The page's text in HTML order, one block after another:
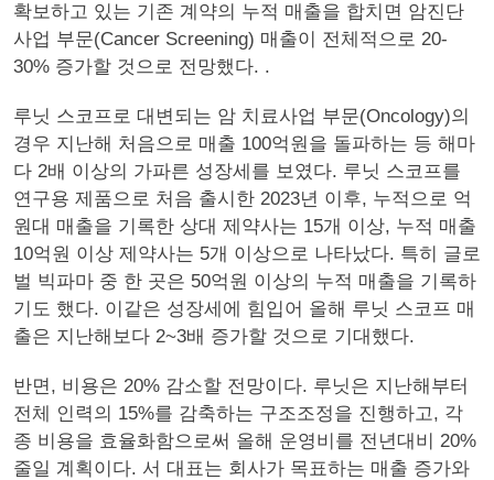
확보하고 있는 기존 계약의 누적 매출을 합치면 암진단
사업 부문(Cancer Screening) 매출이 전체적으로 20-
30% 증가할 것으로 전망했다. .
루닛 스코프로 대변되는 암 치료사업 부문(Oncology)의
경우 지난해 처음으로 매출 100억원을 돌파하는 등 해마
다 2배 이상의 가파른 성장세를 보였다. 루닛 스코프를
연구용 제품으로 처음 출시한 2023년 이후, 누적으로 억
원대 매출을 기록한 상대 제약사는 15개 이상, 누적 매출
10억원 이상 제약사는 5개 이상으로 나타났다. 특히 글로
벌 빅파마 중 한 곳은 50억원 이상의 누적 매출을 기록하
기도 했다. 이같은 성장세에 힘입어 올해 루닛 스코프 매
출은 지난해보다 2~3배 증가할 것으로 기대했다.
반면, 비용은 20% 감소할 전망이다. 루닛은 지난해부터
전체 인력의 15%를 감축하는 구조조정을 진행하고, 각
종 비용을 효율화함으로써 올해 운영비를 전년대비 20%
줄일 계획이다. 서 대표는 회사가 목표하는 매출 증가와